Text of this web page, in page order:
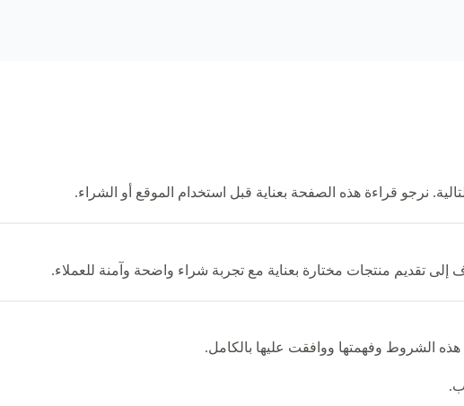
نرجو قراءة هذه الصفحة بعناية قبل استخدام الموقع أو الشراء.
تقديم منتجات مختارة بعناية مع تجربة شراء واضحة وآمنة للعملاء.
الشروط وفهمتها ووافقت عليها بالكامل.